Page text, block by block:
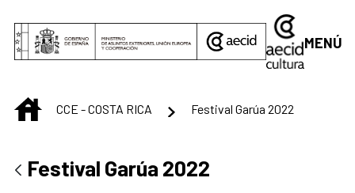
MENÚ
INICIO
CCE - COSTA RICA Festival Garúa 2022
Festival Garúa 2022